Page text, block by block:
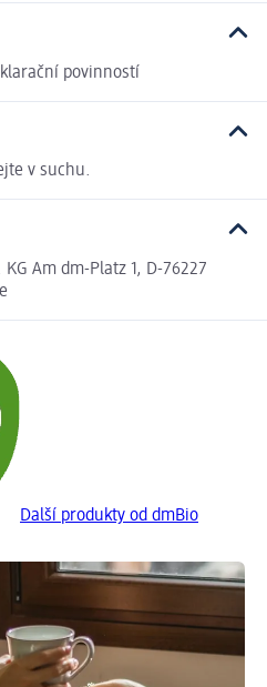
povinností
v suchu.
Am dm-Platz 1, D-76227
Další produkty od dmBio